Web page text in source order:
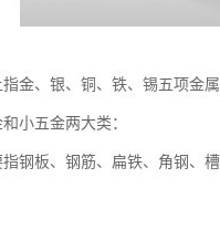
金、银、铜、铁、锡五项金
小五金两大类：
钢板、钢筋、扁铁、角钢、